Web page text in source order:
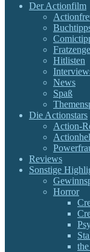
Der Actionfilm
Hitlisten
News
Spaß
Die Actionstars
Action-
Reviews
Sonstige
Horror